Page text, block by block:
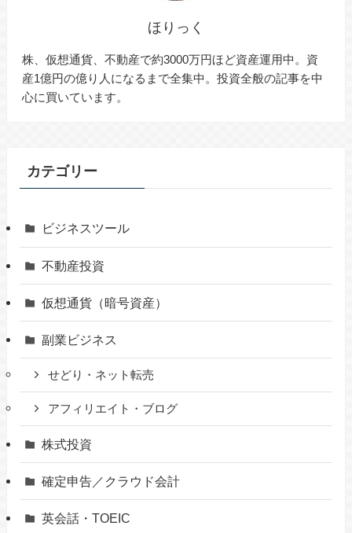
ほりっく
株、仮想通貨、不動産で約3000万円ほど資産運用中。資
産1億円の億り人になるまで全集中。投資全般の記事を中
心に買いています。
カテゴリー
ビジネスツール
不動産投資
仮想通貨（暗号資産）
副業ビジネス
せどり・ネット転売
アフィリエイト・ブログ
株式投資
確定申告／クラウド会計
英会話・TOEIC